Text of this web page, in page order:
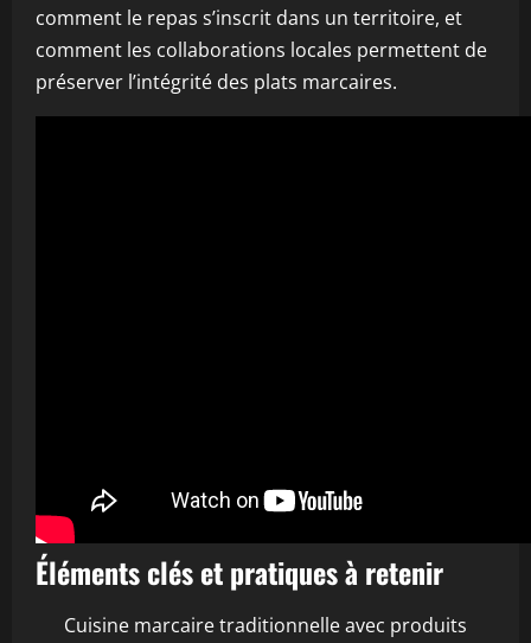
comment le repas s’inscrit dans un territoire, et
comment les collaborations locales permettent de
préserver l’intégrité des plats marcaires.
Éléments clés et pratiques à retenir
Cuisine marcaire traditionnelle avec produits